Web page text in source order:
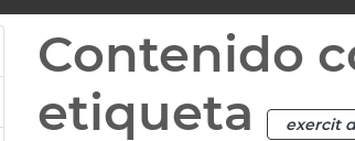
Contenido
etiqueta
exercit